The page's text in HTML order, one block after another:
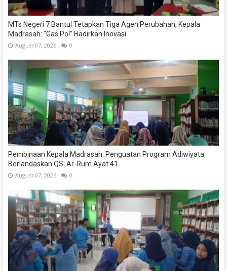
MTs Negeri 7 Bantul Tetapkan Tiga Agen Perubahan, Kepala
Madrasah: “Gas Pol” Hadirkan Inovasi
August 07, 2026 0
Pembinaan Kepala Madrasah: Penguatan Program Adiwiyata
Berlandaskan QS. Ar-Rum Ayat 41
August 07, 2026 0